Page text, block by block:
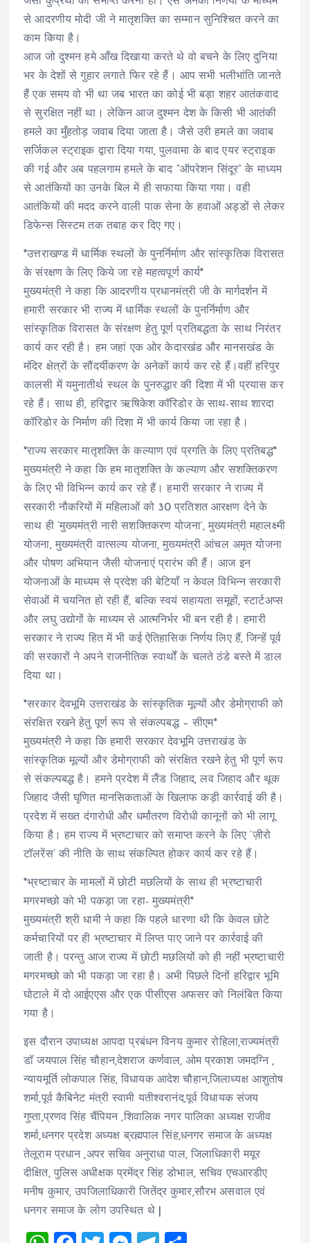
से आदरणीय मोदी जी ने मातृशक्ति का सम्मान सुनिश्चित करने का
काम किया है।
आज जो दुश्मन हमे आँख दिखाया करते थे वो बचने के लिए दुनिया
भर के देशों से गुहार लगाते फिर रहे हैं। आप सभी भलीभांति जानते
हैं एक समय वो भी था जब भारत का कोई भी बड़ा शहर आतंकवाद
से सुरक्षित नहीं था। लेकिन आज दुश्मन देश के किसी भी आतंकी
हमले का मुँहतोड़ जवाब दिया जाता है। जैसे उरी हमले का जवाब
सर्जिकल स्ट्राइक द्वारा दिया गया, पुलवामा के बाद एयर स्ट्राइक
की गई और अब पहलगाम हमले के बाद “ऑपरेशन सिंदूर” के माध्यम
से आतंकियों का उनके बिल में ही सफाया किया गया। वही
आतंकियों की मदद करने वाली पाक सेना के हवाओं अड्डों से लेकर
डिफेन्स सिस्टम तक तबाह कर दिए गए।
*उत्तराखण्ड में धार्मिक स्थलों के पुनर्निर्माण और सांस्कृतिक विरासत
के संरक्षण के लिए किये जा रहे महत्वपूर्ण कार्य*
मुख्यमंत्री ने कहा कि आदरणीय प्रधानमंत्री जी के मार्गदर्शन में
हमारी सरकार भी राज्य में धार्मिक स्थलों के पुनर्निर्माण और
सांस्कृतिक विरासत के संरक्षण हेतु पूर्ण प्रतिबद्धता के साथ निरंतर
कार्य कर रही है। हम जहां एक ओर केदारखंड और मानसखंड के
मंदिर क्षेत्रों के सौंदर्यीकरण के अनेकों कार्य कर रहे हैं।वहीं हरिपुर
कालसी में यमुनातीर्थ स्थल के पुनरुद्धार की दिशा में भी प्रयास कर
रहे हैं। साथ ही, हरिद्वार ऋषिकेश कॉरिडोर के साथ-साथ शारदा
कॉरिडोर के निर्माण की दिशा में भी कार्य किया जा रहा है।
*राज्य सरकार मातृशक्ति के कल्याण एवं प्रगति के लिए प्रतिबद्ध*
मुख्यमंत्री ने कहा कि हम मातृशक्ति के कल्याण और सशक्तिकरण
के लिए भी विभिन्न कार्य कर रहे हैं। हमारी सरकार ने राज्य में
सरकारी नौकरियों में महिलाओं को 30 प्रतिशत आरक्षण देने के
साथ ही ‘मुख्यमंत्री नारी सशक्तिकरण योजना‘, मुख्यमंत्री महालक्ष्मी
योजना, मुख्यमंत्री वात्सल्य योजना, मुख्यमंत्री आंचल अमृत योजना
और पोषण अभियान जैसी योजनाएं प्रारंभ की हैं। आज इन
योजनाओं के माध्यम से प्रदेश की बेटियाँ न केवल विभिन्न सरकारी
सेवाओं में चयनित हो रही हैं, बल्कि स्वयं सहायता समूहों, स्टार्टअप्स
और लघु उद्योगों के माध्यम से आत्मनिर्भर भी बन रही है। हमारी
सरकार ने राज्य हित में भी कई ऐतिहासिक निर्णय लिए हैं, जिन्हें पूर्व
की सरकारों ने अपने राजनीतिक स्वार्थों के चलते ठंडे बस्ते में डाल
दिया था।
*सरकार देवभूमि उत्तराखंड के सांस्कृतिक मूल्यों और डेमोग्राफी को
संरक्षित रखने हेतु पूर्ण रूप से संकल्पबद्ध – सीएम*
मुख्यमंत्री ने कहा कि हमारी सरकार देवभूमि उत्तराखंड के
सांस्कृतिक मूल्यों और डेमोग्राफी को संरक्षित रखने हेतु भी पूर्ण रूप
से संकल्पबद्ध है। हमने प्रदेश में लैंड जिहाद, लव जिहाद और थूक
जिहाद जैसी घृणित मानसिकताओं के खिलाफ कड़ी कार्रवाई की है।
प्रदेश में सख्त दंगारोधी और धर्मांतरण विरोधी कानूनों को भी लागू
किया है। हम राज्य में भ्रष्टाचार को समाप्त करने के लिए ‘ज़ीरो
टॉलरेंस’ की नीति के साथ संकल्पित होकर कार्य कर रहे हैं।
*भ्रष्टाचार के मामलों में छोटी मछलियों के साथ ही भ्रष्टाचारी
मगरमच्छो को भी पकड़ा जा रहा- मुख्यमंत्री*
मुख्यमंत्री श्री धामी ने कहा कि पहले धारणा थी कि केवल छोटे
कर्मचारियों पर ही भ्रष्टाचार में लिप्त पाए जाने पर कार्रवाई की
जाती है। परन्तु आज राज्य में छोटी मछलियों को ही नहीं भ्रष्टाचारी
मगरमच्छो को भी पकड़ा जा रहा है। अभी पिछले दिनों हरिद्वार भूमि
घोटाले में दो आईएएस और एक पीसीएस अफसर को निलंबित किया
गया है।
इस दौरान उपाध्यक्ष आपदा प्रबंधन विनय कुमार रोहिला,राज्यमंत्री
डॉ जयपाल सिंह चौहान,देशराज कर्णवाल, ओम प्रकाश जमदग्नि ,
न्यायमूर्ति लोकपाल सिंह, विधायक आदेश चौहान,जिलाध्यक्ष आशुतोष
शर्मा,पूर्व कैबिनेट मंत्री स्वामी यतीश्वरानंद,पूर्व विधायक संजय
गुप्ता,प्रणव सिंह चैंपियन ,शिवालिक नगर पालिका अध्यक्ष राजीव
शर्मा,धनगर प्रदेश अध्यक्ष ब्रह्मपाल सिंह,धनगर समाज के अध्यक्ष
तेलूराम प्रधान ,अपर सचिव अनुराधा पाल, जिलाधिकारी मयूर
दीक्षित, पुलिस अधीक्षक प्रमेंद्र सिंह डोभाल, सचिव एचआरडीए
मनीष कुमार, उपजिलाधिकारी जितेंद्र कुमार,सौरभ असवाल एवं
धनगर समाज के लोग उपस्थित थे |